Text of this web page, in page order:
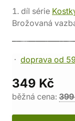
1. díl série
Brožovaná
doprava od
349 Kč
běžná cena: